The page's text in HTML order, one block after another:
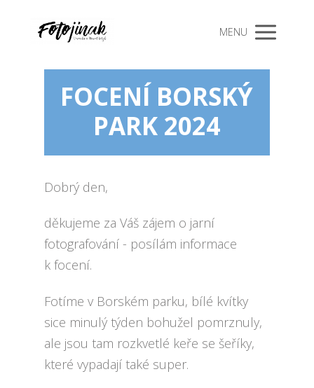
MENU
FOCENÍ BORSKÝ
PARK 2024
Dobrý den,
děkujeme za Váš zájem o jarní
fotografování - posílám informace
k focení.
Fotíme v Borském parku, bílé kvítky
sice minulý týden bohužel pomrznuly,
ale jsou tam rozkvetlé keře se šeříky,
které vypadají také super.